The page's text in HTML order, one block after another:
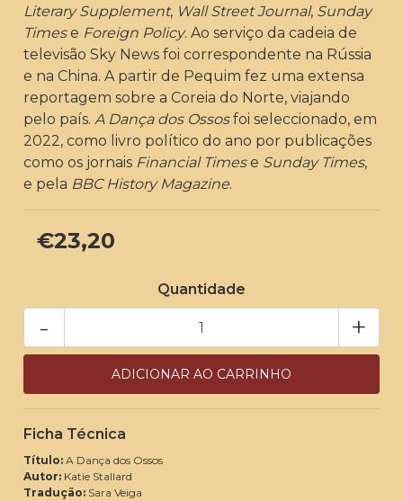
Literary Supplement, Wall Street Journal, Sunday
Timese Foreign Policy. Ao serviço da cadeia de
televisão Sky News foi correspondente na Rússia
e na China. A partir de Pequim fez uma extensa
reportagem sobre a Coreia do Norte, viajando
pelo país.A Dança dos Ossosfoi seleccionado, em
2022, como livro político do ano por publicações
como os jornais Financial Timese Sunday Times,
e pela BBC History Magazine.
€23,20
Quantidade
+
-
Ficha Técnica
Título: A Dança dos Ossos
Autor: Katie Stallard
Tradução: Sara Veiga